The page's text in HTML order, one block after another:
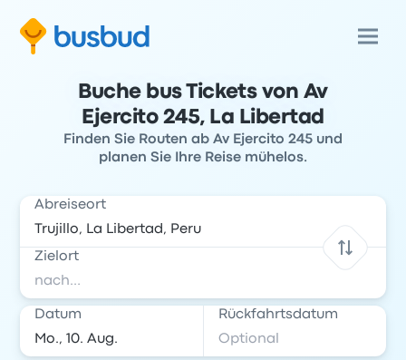
Buche bus Tickets von Av
Ejercito 245, La Libertad
Finden Sie Routen ab Av Ejercito 245 und
planen Sie Ihre Reise mühelos.
Abreiseort
Zielort
Datum Rückfahrtsdatum